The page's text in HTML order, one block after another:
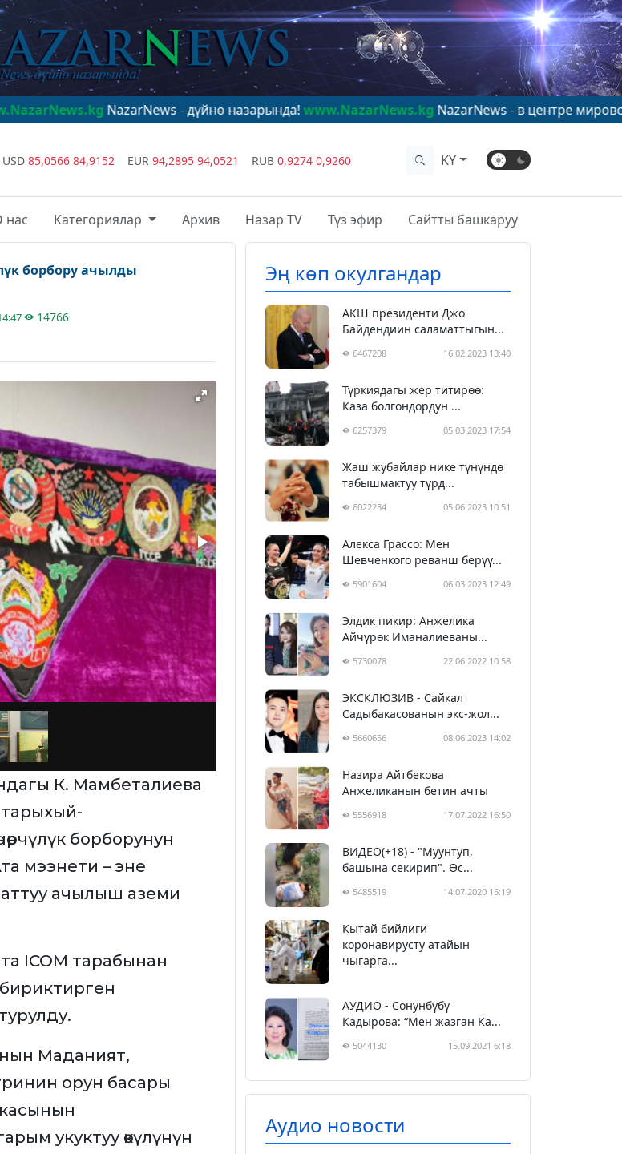
NazarNews - дүйнө назарында!www.NazarNews.kgNazarNews - в центре мирового
USD 85,0566 84,9152 EUR 94,2895 94,0521 RUB 0,9274 0,9260 KY
нас Категориялар Архив Назар TV Түз эфир Сайтты башкаруу
борбору ачылды
14766
К. Мамбеталиева
борборунун
мээнети – эне
ачылыш аземи
ICOM тарабынан
бириктирген
Маданият,
орун басары
укуктуу өкүлүнүн
Эң көп окулгандар
АКШ президенти Джо
Байдендиин саламаттыгын...
6467208 16.02.2023 13:40
Түркиядагы жер титирөө:
Каза болгондордун ...
6257379 05.03.2023 17:54
Жаш жубайлар нике түнүндө
табышмактуу түрд...
6022234 05.06.2023 10:51
Алекса Грассо: Мен
Шевченкого реванш берүү...
5901604 06.03.2023 12:49
Элдик пикир: Анжелика
Айчүрөк Иманалиеваны...
5730078 22.06.2022 10:58
ЭКСКЛЮЗИВ - Сайкал
Садыбакасованын экс-жол...
5660656 08.06.2023 14:02
Назира Айтбекова
Анжеликанын бетин ачты
5556918 17.07.2022 16:50
ВИДЕО(+18) - "Муунтуп,
башына секирип". Өс...
5485519 14.07.2020 15:19
Кытай бийлиги
коронавирусту атайын
чыгарга...
АУДИО - Сонунбүбү
Кадырова: “Мен жазган Ка...
5044130 15.09.2021 6:18
Аудио новости